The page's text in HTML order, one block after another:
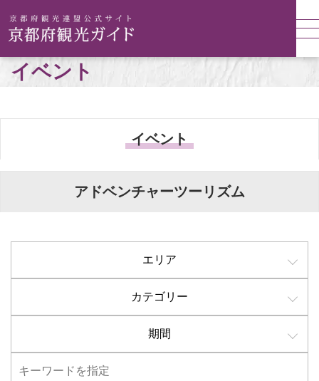
イベント
イベント
アドベンチャーツーリズム
エリア
カテゴリー
期間